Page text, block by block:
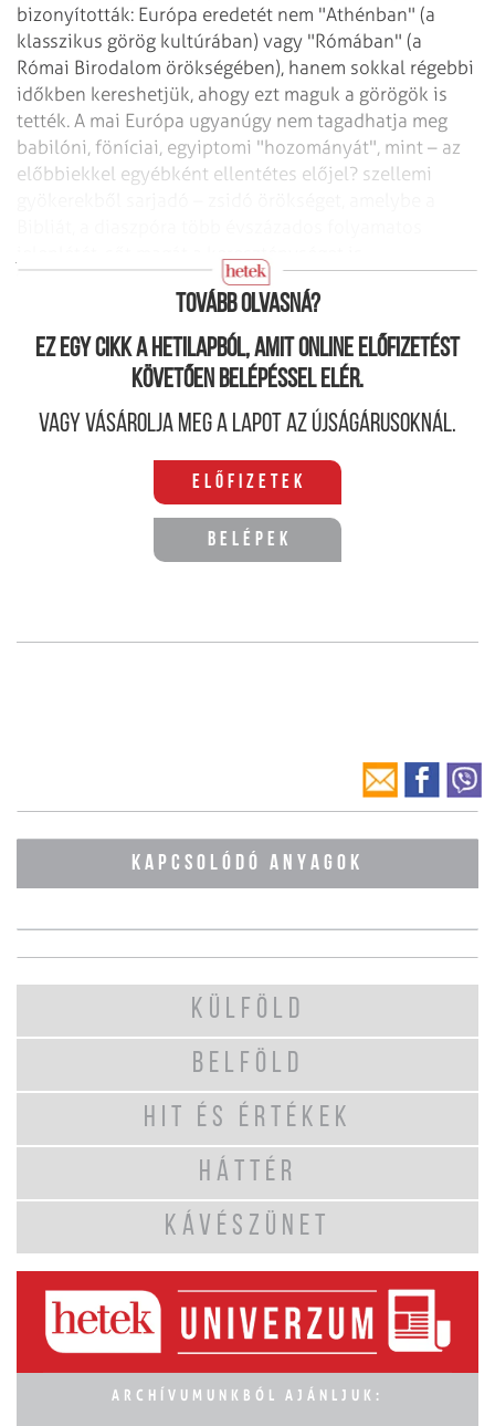
bizonyították: Európa eredetét nem "Athénban" (a
klasszikus görög kultúrában) vagy "Rómában" (a
Római Birodalom örökségében), hanem sokkal régebbi
időkben kereshetjük, ahogy ezt maguk a görögök is
tették. A mai Európa ugyanúgy nem tagadhatja meg
babilóni, föníciai, egyiptomi "hozományát", mint – az
előbbiekkel egyébként ellentétes előjel? szellemi
Tovább olvasná?
Ez egy cikk a hetilapból, amit online előfizetést
követően belépéssel elér.
Vagy vásárolja meg a lapot az újságárusoknál.
Előfizetek
Belépek
KAPCSOLÓDÓ ANYAGOK
KÜLFÖLD
BELFÖLD
HIT ÉS ÉRTÉKEK
HÁTTÉR
KÁVÉSZÜNET
ARCHÍVUMUNKBÓL AJÁNLJUK: